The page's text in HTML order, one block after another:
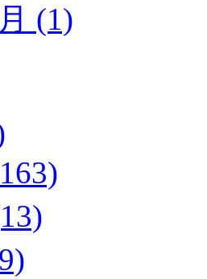
(1)